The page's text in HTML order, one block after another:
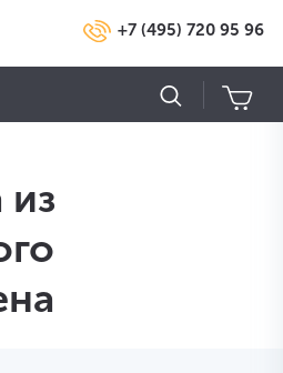
+7 (495) 720 95 96